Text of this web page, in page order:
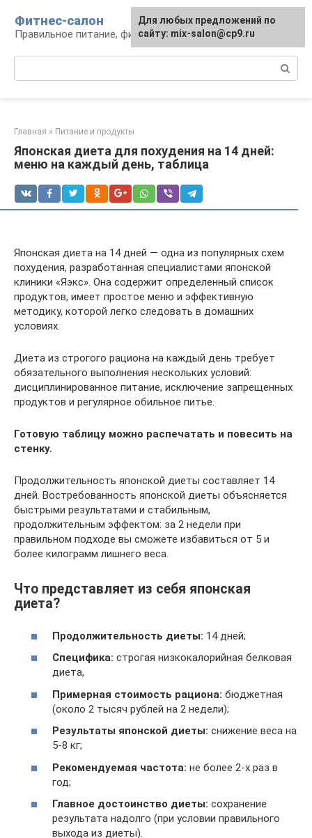
контенту
Фитнес-салон
Правильное питание, фитнес, образ жизни
Главная » Питание и продукты
Японская диета для похудения на 14 дней:
меню на каждый день, таблица
Японская диета на 14 дней — одна из популярных схем
похудения, разработанная специалистами японской
клиники «Яэкс». Она содержит определенный список
продуктов, имеет простое меню и эффективную
методику, которой легко следовать в домашних
условиях.
Диета из строгого рациона на каждый день требует
обязательного выполнения нескольких условий:
дисциплинированное питание, исключение запрещенных
продуктов и регулярное обильное питье.
Готовую таблицу можно распечатать и повесить на
стенку.
Продолжительность японской диеты составляет 14
дней. Востребованность японской диеты объясняется
быстрыми результатами и стабильным,
продолжительным эффектом: за 2 недели при
правильном подходе вы сможете избавиться от 5 и
более килограмм лишнего веса.
Что представляет из себя японская
диета?
Продолжительность диеты: 14 дней;
Специфика: строгая низкокалорийная белковая
диета,
Примерная стоимость рациона: бюджетная
(около 2 тысяч рублей на 2 недели);
Результаты японской диеты: снижение веса на
5-8 кг;
Рекомендуемая частота: не более 2-х раз в
год;
Главное достоинство диеты: сохранение
результата надолго (при условии правильного
выхода из диеты).
Для любых предложений по
сайту: mix-salon@cp9.ru